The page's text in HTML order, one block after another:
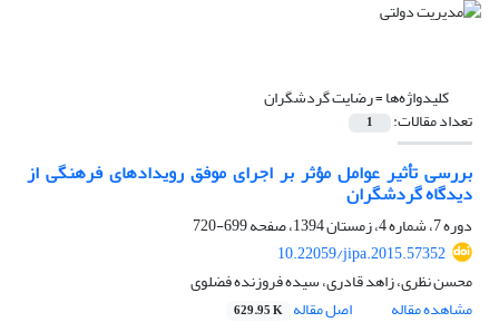
کلیدواژه‌ها =رضایت گردشگران
تعداد مقالات: 1
بررسی تأثیر عوامل مؤثر بر اجرای موفق رویدادهای فرهنگی از
دیدگاه گردشگران
دوره 7، شماره 4، زمستان 1394، صفحه
699-720
10.22059/jipa.2015.57352
محسن نظری، زاهد قادری، سیده فروزنده فضلوی
مشاهده مقاله
اصل مقاله 629.95 K